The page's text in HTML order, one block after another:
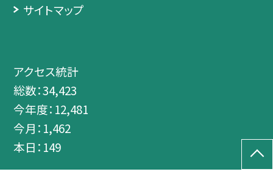
サイトマップ
アクセス統計
総数：34,423
今年度： 12,481
今月： 1,462
本日： 149